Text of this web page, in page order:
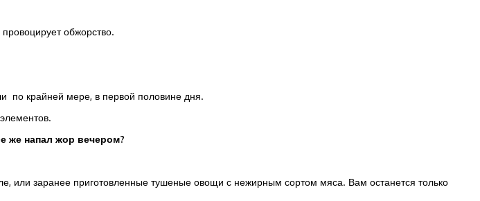
обжорство.
по крайней мере, в первой половине дня.
же напал жор вечером?
или заранее приготовленные тушеные овощи с нежирным сортом мяса. Вам останется только